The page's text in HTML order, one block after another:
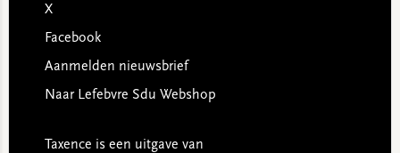
X
Facebook
Aanmelden nieuwsbrief
Naar Lefebvre Sdu Webshop
Taxence is een uitgave van